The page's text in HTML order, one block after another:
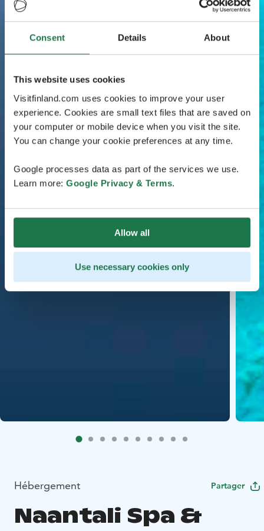
Consent Details About
This website uses cookies
Visitfinland.com uses cookies to improve your user
experience. Cookies are small text files that are saved on
your computer or mobile device when you visit the site.
You can change your cookie preferences at any time.
Google processes data as part of the services we use.
Learn more: Google Privacy & Terms.
Allow all
Use necessary cookies only
Hébergement Partager
Naantali Spa &